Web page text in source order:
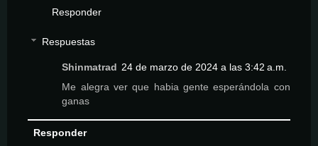
Responder
Respuestas
Shinmatrad 24 de marzo de 2024 a las 3:42 a.m.
Me alegra ver que habia gente esperándola con
ganas
Responder